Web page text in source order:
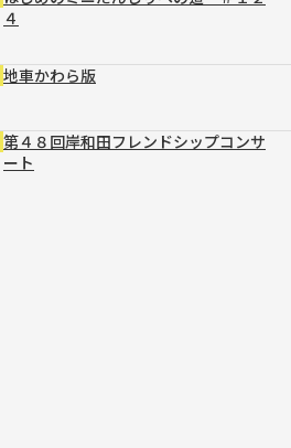
４
地車かわら版
第４８回岸和田フレンドシップコンサ
ート